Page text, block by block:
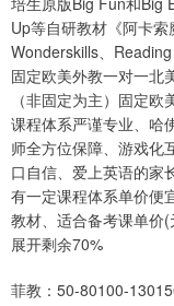
Up等自研教材《阿卡索
Wonderskills、
固定欧美外教一对一北
（非固定为主）固定
课程体系严谨专业、哈
师全方位保障、游戏化
口自信、爱上英语的家
有一定课程体系单价便
教材、适合备考课单价
展开剩余70%
菲教：50-80100-